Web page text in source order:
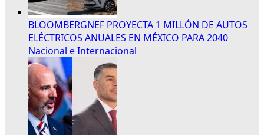
BLOOMBERGNEF PROYECTA 1 MILLÓN DE AUTOS
ELÉCTRICOS ANUALES EN MÉXICO PARA 2040
Nacional e Internacional